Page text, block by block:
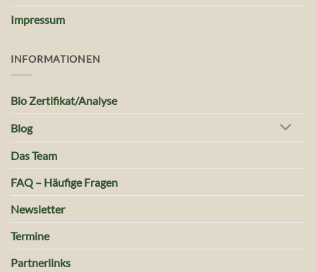
Impressum
INFORMATIONEN
Bio Zertifikat/Analyse
Blog
Das Team
FAQ – Häufige Fragen
Newsletter
Termine
Partnerlinks